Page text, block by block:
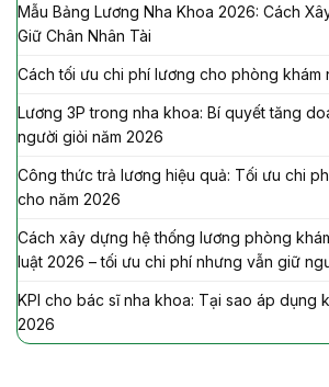
Mẫu Bảng Lương Nha Khoa 2026: Cách
Giữ Chân Nhân Tài
Cách tối ưu chi phí lương cho phòng khám
Lương 3P trong nha khoa: Bí quyết tăng
người giỏi năm 2026
Công thức trả lương hiệu quả: Tối ưu chi
cho năm 2026
Cách xây dựng hệ thống lương phòng
luật 2026 – tối ưu chi phí nhưng vẫn giữ
KPI cho bác sĩ nha khoa: Tại sao áp dụng
2026